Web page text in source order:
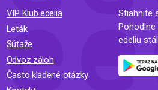
VIP Klub edelia
Leták
Súťaže
Odvoz záloh
Často kladené otázky
Stiahnite
edeliu